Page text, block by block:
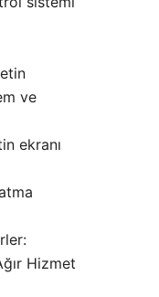
ve
ekranı
Hizmet